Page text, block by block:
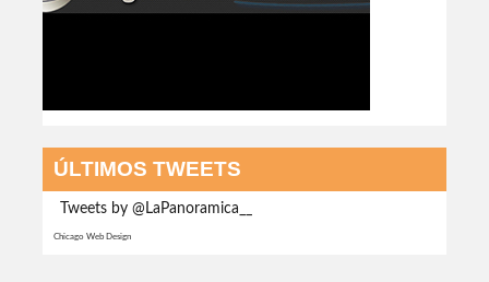
ÚLTIMOS TWEETS
Tweets by @LaPanoramica__
Chicago Web Design